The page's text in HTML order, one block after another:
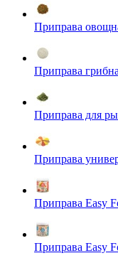
Приправа
Приправа
Приправа для
Приправа
Приправа Easy
Приправа Easy